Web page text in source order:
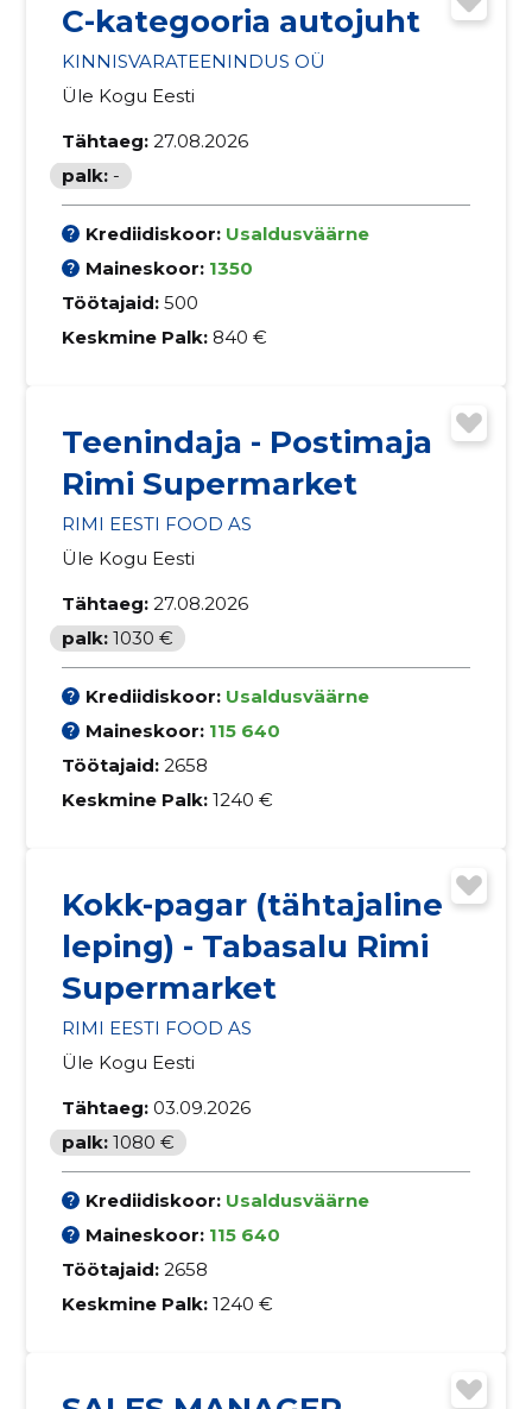
C-kategooria autojuht
KINNISVARATEENINDUS OÜ
Üle Kogu Eesti
Tähtaeg: 27.08.2026
palk: -
Krediidiskoor: Usaldusväärne
Maineskoor: 1350
Töötajaid: 500
Keskmine Palk: 840 €
Teenindaja - Postimaja
Rimi Supermarket
RIMI EESTI FOOD AS
Üle Kogu Eesti
Tähtaeg: 27.08.2026
palk: 1030 €
Krediidiskoor: Usaldusväärne
Maineskoor: 115 640
Töötajaid: 2658
Keskmine Palk: 1240 €
Kokk-pagar (tähtajaline
leping) - Tabasalu Rimi
Supermarket
RIMI EESTI FOOD AS
Üle Kogu Eesti
Tähtaeg: 03.09.2026
palk: 1080 €
Krediidiskoor: Usaldusväärne
Maineskoor: 115 640
Töötajaid: 2658
Keskmine Palk: 1240 €